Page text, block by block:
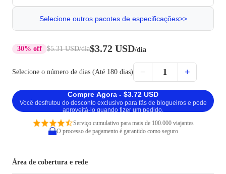
Selecione outros pacotes de especificações>>
30% off $5.31 USD/dia$3.72 USD/dia
Selecione o número de dias (Até 180 dias) − 1 +
Compre Agora - $3.72 USD
Você desfrutou do desconto exclusivo para fãs de blogueiros e pode
aproveitá-lo quando fizer um pedido.
Serviço cumulativo para mais de 100.000 viajantes
O processo de pagamento é garantido como seguro
Área de cobertura e rede